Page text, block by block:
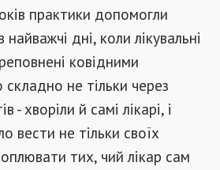
практики допомогли
найважчі дні, коли лікувальні
ковідними
складно не тільки через
- хворіли й самі лікарі, і
вести не тільки своїх
тих, чий лікар сам